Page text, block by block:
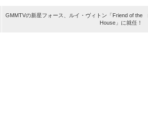
GMMTVの新星フォース、ルイ・ヴィトン「Friend of the
House」に就任！